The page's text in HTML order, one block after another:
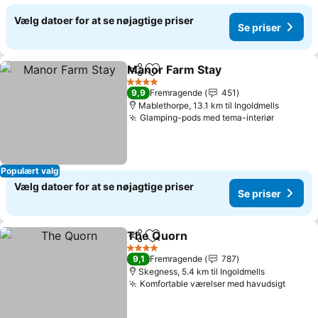
Vælg datoer for at se nøjagtige priser
Se priser
Populært valg
Del Føj til favoritter
Manor Farm Stay
4 Stjerner
9,9 Fremragende
451
Mablethorpe, 13.1 km til Ingoldmells
Glamping-pods med tema-interiør
Vælg datoer for at se nøjagtige priser
Se priser
Del Føj til favoritter
The Quorn
4 Stjerner
9,1 Fremragende
787
Skegness, 5.4 km til Ingoldmells
Komfortable værelser med havudsigt